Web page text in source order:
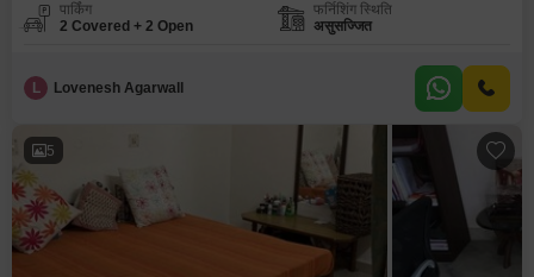
पार्किंग
2 Covered + 2 Open
फर्निशिंग स्थिति
असुसज्जित
L Lovenesh Agarwall
5